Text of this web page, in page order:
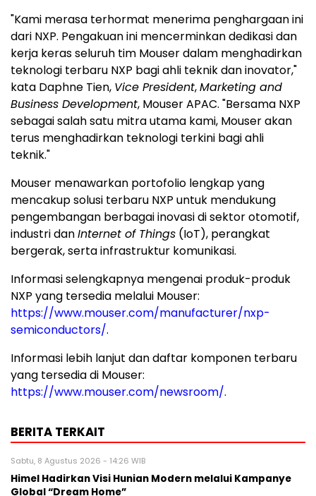
"Kami merasa terhormat menerima penghargaan ini
dari NXP. Pengakuan ini mencerminkan dedikasi dan
kerja keras seluruh tim Mouser dalam menghadirkan
teknologi terbaru NXP bagi ahli teknik dan inovator,"
kata Daphne Tien, Vice President,Marketing and
Business Development, Mouser APAC. "Bersama NXP
sebagai salah satu mitra utama kami, Mouser akan
terus menghadirkan teknologi terkini bagi ahli
teknik."
Mouser menawarkan portofolio lengkap yang
mencakup solusi terbaru NXP untuk mendukung
pengembangan berbagai inovasi di sektor otomotif,
industri danInternet of Things (IoT), perangkat
bergerak, serta infrastruktur komunikasi.
Informasi selengkapnya mengenai produk-produk
NXP yang tersedia melalui Mouser:
https://www.mouser.com/manufacturer/nxp-
semiconductors/.
Informasi lebih lanjut dan daftar komponen terbaru
yang tersedia di Mouser:
https://www.mouser.com/newsroom/.
BERITA TERKAIT
Sabtu, 8 Agustus 2026 - 14:26 WIB
Himel Hadirkan Visi Hunian Modern melalui Kampanye
Global “Dream Home”